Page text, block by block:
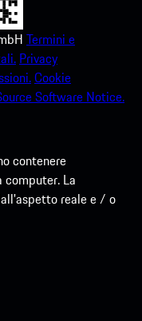
Termini e
Privacy
Cookie
Software Notice.
contenere
La
reale e / o